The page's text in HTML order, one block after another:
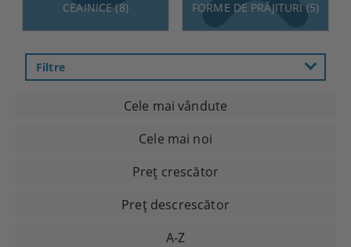
CEAINICE (8) FORME DE PRĂJITURI (5)
Filtre
Cele mai vândute
Cele mai noi
Preţ crescător
Preţ descrescător
A-Z